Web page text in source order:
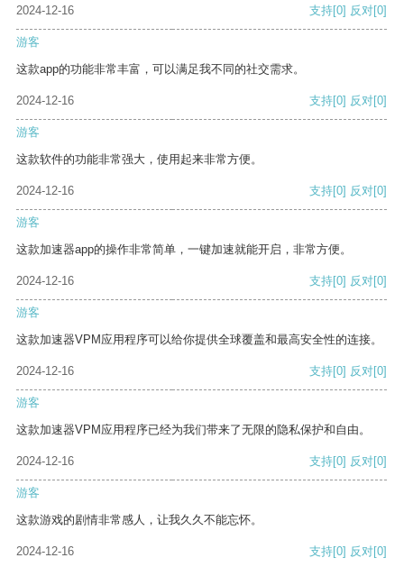
2024-12-16
支持[0] 反对[0]
游客
这款app的功能非常丰富，可以满足我不同的社交需求。
2024-12-16 支持[0] 反对[0]
游客
这款软件的功能非常强大，使用起来非常方便。
2024-12-16 支持[0] 反对[0]
游客
这款加速器app的操作非常简单，一键加速就能开启，非常方便。
2024-12-16 支持[0] 反对[0]
游客
这款加速器VPM应用程序可以给你提供全球覆盖和最高安全性的连接。
2024-12-16 支持[0] 反对[0]
游客
这款加速器VPM应用程序已经为我们带来了无限的隐私保护和自由。
2024-12-16 支持[0] 反对[0]
游客
这款游戏的剧情非常感人，让我久久不能忘怀。
2024-12-16 支持[0] 反对[0]